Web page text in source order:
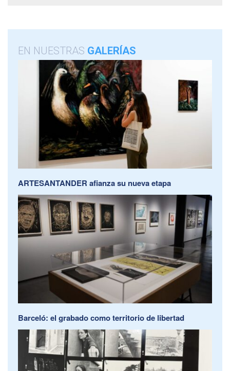
EN NUESTRAS GALERÍAS
ARTESANTANDER afianza su nueva etapa
Barceló: el grabado como territorio de libertad